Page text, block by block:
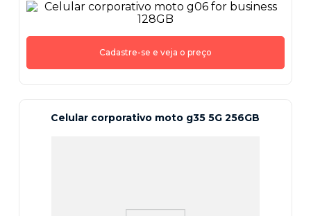
Cadastre-se e veja o preço
Celular corporativo moto g35 5G 256GB